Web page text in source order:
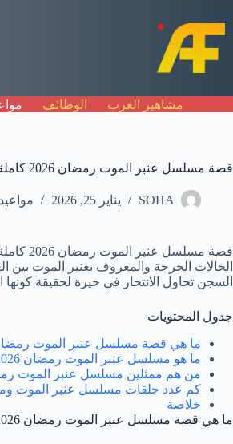
إلى
المحتوى
مشاهير العرب الوظائف
قصة مسلسل عنبر الموت رمضان 2026 كاملة: التفاصيل الحقيقية والقضية التي هزّت الشارع المصري
SOHA يناير 25, 2026
قصة
الحالات الحرجة والمعروف بعنبر الموت
السجن تحاول الانتحار في حيرة لحقيقة كونها
جدول المحتويات
ما هي قصة مسلسل عنبر الموت رمضان 2026
ما هو مسلسل عنبر الموت رمضان 2026؟
من هم ممثلين مسلسل عنبر الموت رمضان
كم عدد حلقات مسلسل عنبر الموت
خلاصة
ما هي قصة مسلسل عنبر الموت رمضان 2026 كاملة؟